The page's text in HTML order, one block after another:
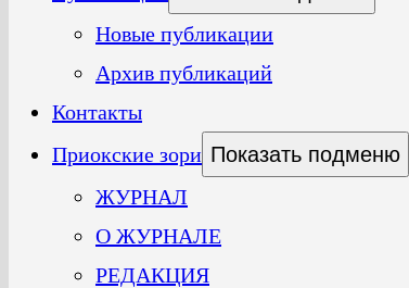
Новые публикации
Архив публикаций
Контакты
Приокские зори Показать подменю
ЖУРНАЛ
О ЖУРНАЛЕ
РЕДАКЦИЯ